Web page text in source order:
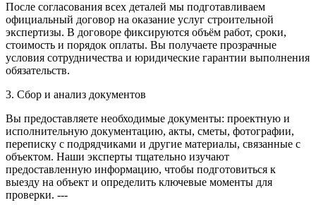
После согласования всех деталей мы подготавливаем
официальный договор на оказание услуг строительной
экспертизы. В договоре фиксируются объём работ, сроки,
стоимость и порядок оплаты. Вы получаете прозрачные
условия сотрудничества и юридические гарантии выполнения
обязательств.
3. Сбор и анализ документов
Вы предоставляете необходимые документы: проектную и
исполнительную документацию, акты, сметы, фотографии,
переписку с подрядчиками и другие материалы, связанные с
объектом. Наши эксперты тщательно изучают
предоставленную информацию, чтобы подготовиться к
выезду на объект и определить ключевые моменты для
проверки. ---